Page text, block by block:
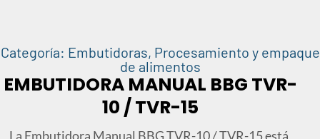
Categoría: Embutidoras, Procesamiento y empaque
de alimentos
EMBUTIDORA MANUAL BBG TVR-
10 / TVR-15
La Embutidora Manual BBG TVR-10 / TVR-15 está